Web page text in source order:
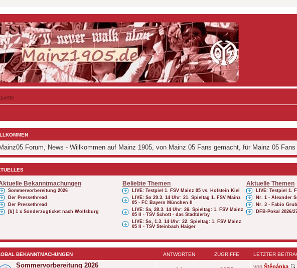
Mainz05 Forum, News - Willkommen auf Mainz 1905, von Mainz 05 Fans gemacht, für Mainz 05
Bekanntmachungen Beliebte Themen Aktuelle Themen
Sommervorbereitung 2026
Der Pressethread
Der Pressethread
[b] 1 x Sonderzugticket nach Wolfsburg
LIVE: Testpiel 1. FSV Mainz 05 vs. Holstein Kiel
LIVE: So 29.3. 14 Uhr: 21. Spieltag 1. FSV Mainz
05 - FC Bayern München II
LIVE: Sa, 28.3. 14 Uhr: 26. Spieltag: 1. FSV Mainz
05 II - TSV Schott - das Stadtderby
LIVE: So, 1.3. 14 Uhr: 22. Spieltag: 1. FSV Mainz
05 II - TSV Steinbach Haiger
LIVE: Testpiel 1.
Nr. 1 - Alexnder
Nr. 3 - Fabio
DFB-Pokal 2026/
BEKANNTMACHUNGEN ANTWORTEN ZUGRIFFE LETZTER
Sommervorbereitung 2026 von Štěpánka